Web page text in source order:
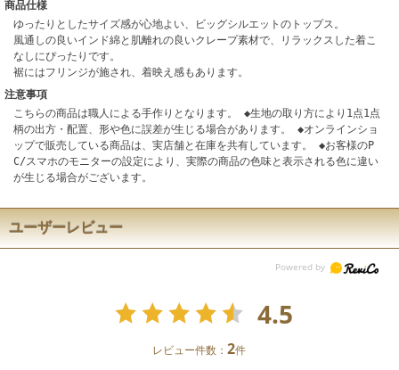
商品仕様
ゆったりとしたサイズ感が心地よい、ビッグシルエットのトップス。
風通しの良いインド綿と肌離れの良いクレープ素材で、リラックスした着こ
なしにぴったりです。
裾にはフリンジが施され、着映え感もあります。
注意事項
こちらの商品は職人による手作りとなります。 ◆生地の取り方により1点1点
柄の出方・配置、形や色に誤差が生じる場合があります。 ◆オンラインショ
ップで販売している商品は、実店舗と在庫を共有しています。 ◆お客様のP
C/スマホのモニターの設定により、実際の商品の色味と表示される色に違い
が生じる場合がございます。
ユーザーレビュー
4.5
レビュー件数：2件